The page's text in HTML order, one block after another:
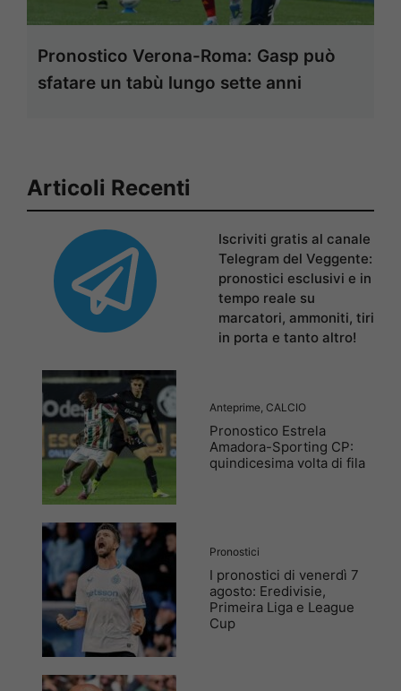
Pronostico Verona-Roma: Gasp può
sfatare un tabù lungo sette anni
Articoli Recenti
Iscriviti gratis al canale
Telegram del Veggente:
pronostici esclusivi e in
tempo reale su
marcatori, ammoniti, tiri
in porta e tanto altro!
Anteprime CALCIO
Pronostico Estrela
Amadora-Sporting CP:
quindicesima volta di fila
Pronostici
I pronostici di venerdì 7
agosto: Eredivisie,
Primeira Liga e League
Cup